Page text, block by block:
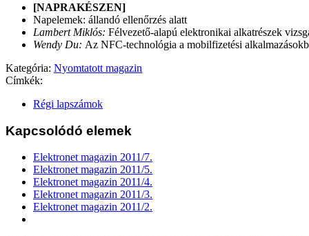
[NAPRAKÉSZEN]
Napelemek: állandó ellenőrzés alatt
Lambert Miklós: Félvezető-alapú elektronikai alkatrészek
Wendy Du: Az NFC-technológia a mobilfizetési
Kategória: Nyomtatott magazin
Címkék:
Régi lapszámok
Kapcsolódó elemek
Elektronet magazin 2011/7.
Elektronet magazin 2011/5.
Elektronet magazin 2011/4.
Elektronet magazin 2011/3.
Elektronet magazin 2011/2.